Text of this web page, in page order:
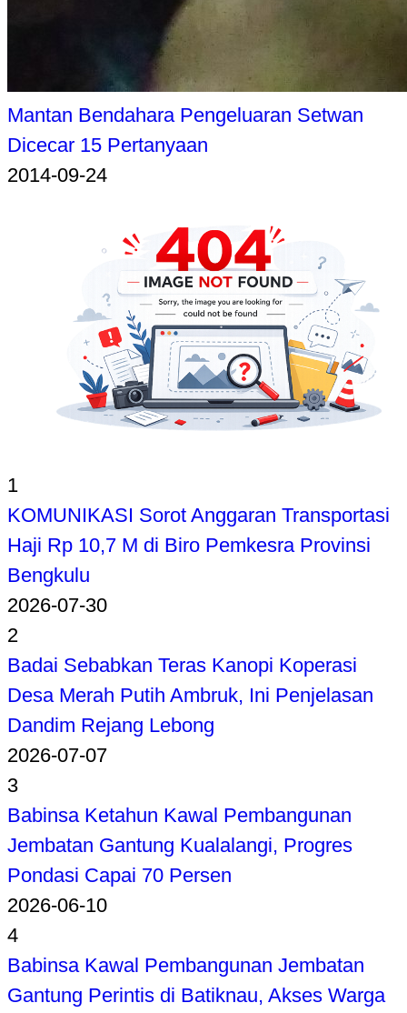
Mantan Bendahara Pengeluaran Setwan
Dicecar 15 Pertanyaan
2014-09-24
1
KOMUNIKASI Sorot Anggaran Transportasi
Haji Rp 10,7 M di Biro Pemkesra Provinsi
Bengkulu
2026-07-30
2
Badai Sebabkan Teras Kanopi Koperasi
Desa Merah Putih Ambruk, Ini Penjelasan
Dandim Rejang Lebong
2026-07-07
3
Babinsa Ketahun Kawal Pembangunan
Jembatan Gantung Kualalangi, Progres
Pondasi Capai 70 Persen
2026-06-10
4
Babinsa Kawal Pembangunan Jembatan
Gantung Perintis di Batiknau, Akses Warga